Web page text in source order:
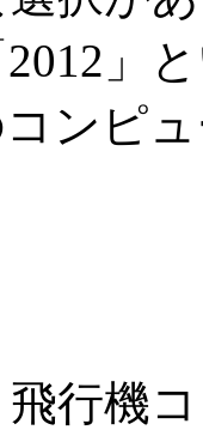
」
ンピ
行機